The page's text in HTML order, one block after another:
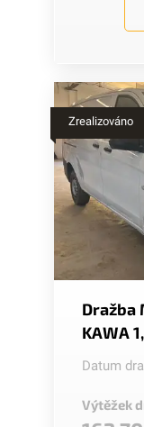
Zrealizováno
Dražba
KAWA
Datum
Výtěžek